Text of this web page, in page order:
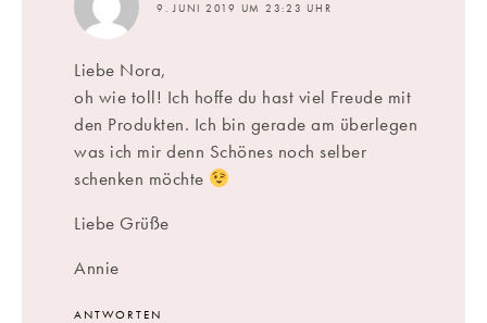
9. JUNI 2019 UM 23:23 UHR
Liebe Nora,
oh wie toll! Ich hoffe du hast viel Freude mit
den Produkten. Ich bin gerade am überlegen
was ich mir denn Schönes noch selber
schenken möchte
Liebe Grüße
Annie
ANTWORTEN